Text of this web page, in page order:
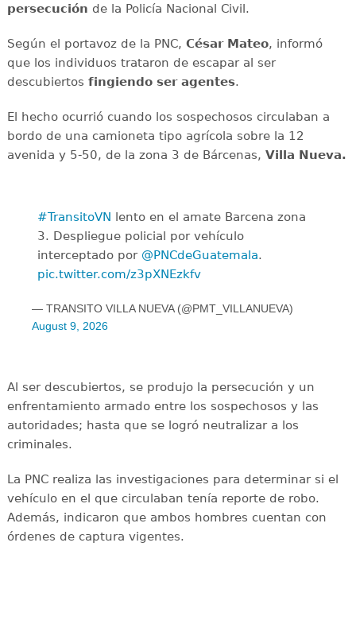
persecución de la Policía Nacional Civil.
Según el portavoz de la PNC, César Mateo, informó
que los individuos trataron de escapar al ser
descubiertos fingiendo ser agentes.
El hecho ocurrió cuando los sospechosos circulaban a
bordo de una camioneta tipo agrícola sobre la 12
avenida y 5-50, de la zona 3 de Bárcenas, Villa Nueva.
#TransitoVN lento en el amate Barcena zona
3. Despliegue policial por vehículo
interceptado por @PNCdeGuatemala.
pic.twitter.com/z3pXNEzkfv
— TRANSITO VILLA NUEVA (@PMT_VILLANUEVA)
August 9, 2026
Al ser descubiertos, se produjo la persecución y un
enfrentamiento armado entre los sospechosos y las
autoridades; hasta que se logró neutralizar a los
criminales.
La PNC realiza las investigaciones para determinar si el
vehículo en el que circulaban tenía reporte de robo.
Además, indicaron que ambos hombres cuentan con
órdenes de captura vigentes.